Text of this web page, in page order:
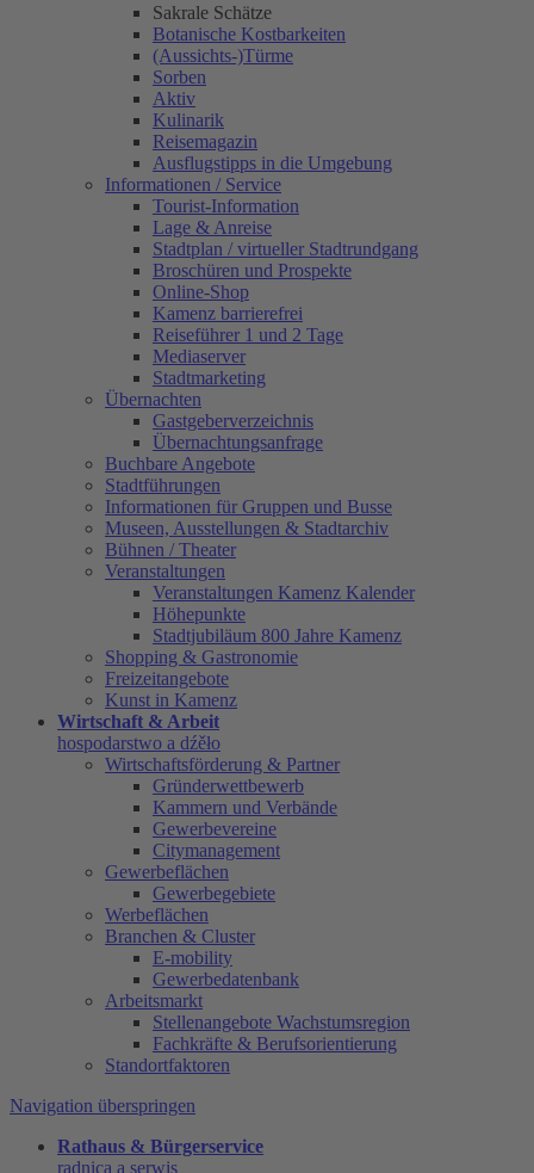
Sakrale Schätze
Botanische Kostbarkeiten
(Aussichts-)Türme
Sorben
Aktiv
Kulinarik
Reisemagazin
Ausflugstipps in die Umgebung
Informationen / Service
Tourist-Information
Lage & Anreise
Stadtplan / virtueller Stadtrundgang
Broschüren und Prospekte
Online-Shop
Kamenz barrierefrei
Reiseführer 1 und 2 Tage
Mediaserver
Stadtmarketing
Übernachten
Gastgeberverzeichnis
Übernachtungsanfrage
Buchbare Angebote
Stadtführungen
Informationen für Gruppen und Busse
Museen, Ausstellungen & Stadtarchiv
Bühnen / Theater
Veranstaltungen
Veranstaltungen Kamenz Kalender
Höhepunkte
Stadtjubiläum 800 Jahre Kamenz
Shopping & Gastronomie
Freizeitangebote
Kunst in Kamenz
Wirtschaft & Arbeit
hospodarstwo a dźěło
Wirtschaftsförderung & Partner
Gründerwettbewerb
Kammern und Verbände
Gewerbevereine
Citymanagement
Gewerbeflächen
Gewerbegebiete
Werbeflächen
Branchen & Cluster
E-mobility
Gewerbedatenbank
Arbeitsmarkt
Stellenangebote Wachstumsregion
Fachkräfte & Berufsorientierung
Standortfaktoren
Navigation überspringen
Rathaus & Bürgerservice
radnica a serwis